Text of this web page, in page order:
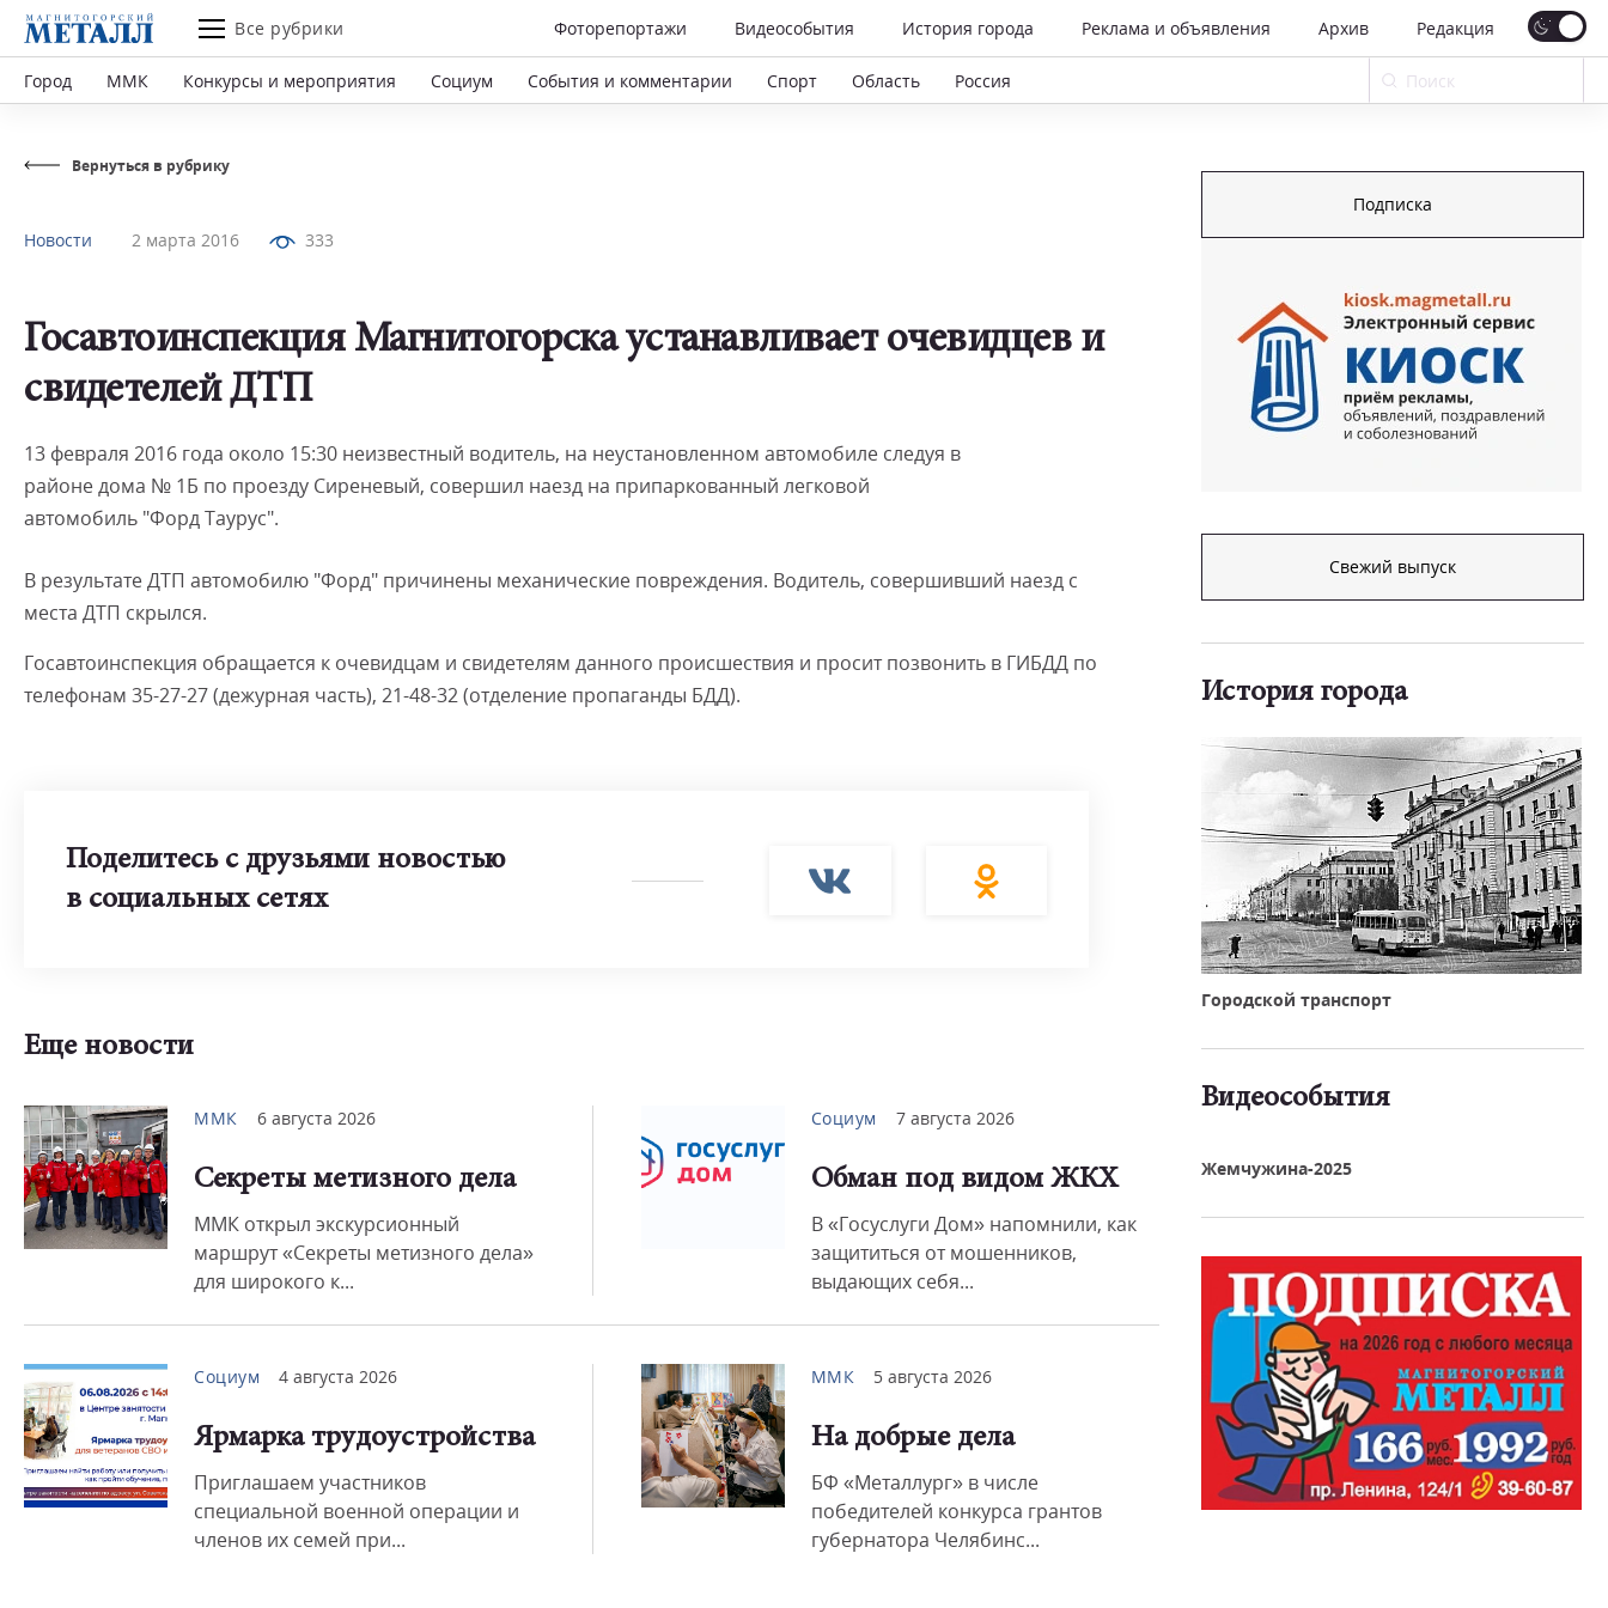
Все рубрики Фоторепортажи Видеособытия История города Реклама и объявления Архив Редакция
Город ММК Конкурсы и мероприятия Социум События и комментарии Спорт Область Россия
Вернуться в рубрику
Новости 2 марта 2016 333
Госавтоинспекция Магнитогорска устанавливает очевидцев и
свидетелей ДТП
13 февраля 2016 года около 15:30 неизвестный водитель, на неустановленном автомобиле следуя в
районе дома № 1Б по проезду Сиреневый, совершил наезд на припаркованный легковой
автомобиль "Форд Таурус".
В результате ДТП автомобилю "Форд" причинены механические повреждения. Водитель, совершивший наезд с
места ДТП скрылся.
Госавтоинспекция обращается к очевидцам и свидетелям данного происшествия и просит позвонить в ГИБДД по
телефонам 35-27-27 (дежурная часть), 21-48-32 (отделение пропаганды БДД).
Поделитесь с друзьями новостью
в социальных сетях
Еще новости
ММК 6 августа 2026
Секреты метизного дела
ММК открыл экскурсионный
маршрут «Секреты метизного дела»
для широкого к...
Социум 7 августа 2026
Обман под видом ЖКХ
В «Госуслуги Дом» напомнили, как
защититься от мошенников,
выдающих себя...
Социум 4 августа 2026
Ярмарка трудоустройства
Приглашаем участников
специальной военной операции и
членов их семей при...
ММК 5 августа 2026
На добрые дела
БФ «Металлург» в числе
победителей конкурса грантов
губернатора Челябинс...
Подписка
Свежий выпуск
История города
Городской транспорт
Видеособытия
Жемчужина-2025